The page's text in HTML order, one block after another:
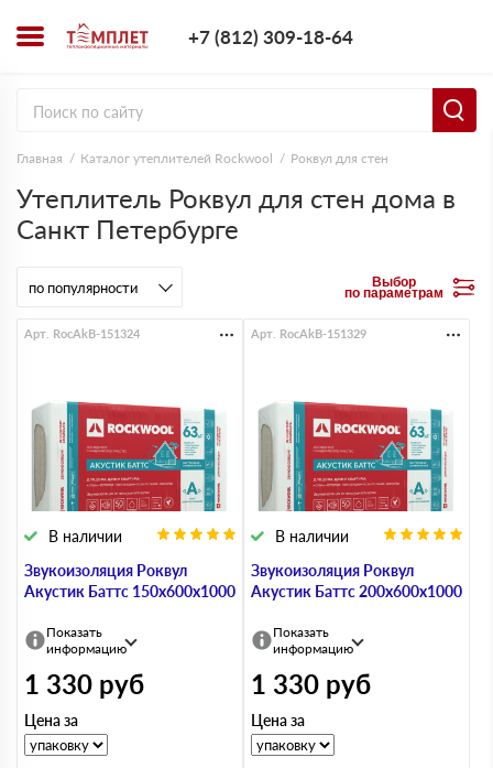
+7 (812) 309-18-64
Главная Каталог утеплителей Rockwool Роквул для стен
Утеплитель Роквул для стен дома в
Санкт Петербурге
Выбор
по параметрам
Звукоизоляция Роквул
Акустик Баттс 150х600х1000
В наличии
Арт. RocAkB-151324
Показать
информацию
1 330 руб
Цена за
Звукоизоляция Роквул
Акустик Баттс 200х600х1000
В наличии
Арт. RocAkB-151329
Показать
информацию
1 330 руб
Цена за